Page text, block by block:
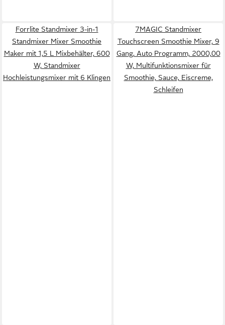
Forrlite Standmixer 3-in-1
Standmixer Mixer Smoothie
Maker mit 1,5 L Mixbehälter, 600
W, Standmixer
Hochleistungsmixer mit 6 Klingen
7MAGIC Standmixer
Touchscreen Smoothie Mixer, 9
Gang, Auto Programm, 2000,00
W, Multifunktionsmixer für
Smoothie, Sauce, Eiscreme,
Schleifen